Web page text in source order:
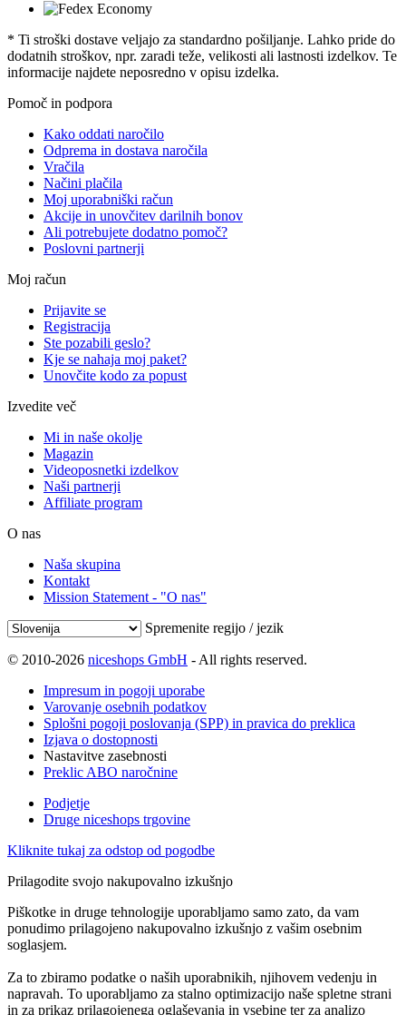
* Ti stroški dostave veljajo za standardno pošiljanje. Lahko pride do
dodatnih stroškov, npr. zaradi teže, velikosti ali lastnosti izdelkov. Te
informacije najdete neposredno v opisu izdelka.
Pomoč in podpora
Kako oddati naročilo
Odprema in dostava naročila
Vračila
Načini plačila
Moj uporabniški račun
Akcije in unovčitev darilnih bonov
Ali potrebujete dodatno pomoč?
Poslovni partnerji
Moj račun
Prijavite se
Registracija
Ste pozabili geslo?
Kje se nahaja moj paket?
Unovčite kodo za popust
Izvedite več
Mi in naše okolje
Magazin
Videoposnetki izdelkov
Naši partnerji
Affiliate program
O nas
Naša skupina
Kontakt
Mission Statement - "O nas"
Spremenite regijo / jezik
© 2010-2026 niceshops GmbH - All rights reserved.
Impresum in pogoji uporabe
Varovanje osebnih podatkov
Splošni pogoji poslovanja (SPP) in pravica do preklica
Izjava o dostopnosti
Nastavitve zasebnosti
Preklic ABO naročnine
Podjetje
Druge niceshops trgovine
Kliknite tukaj za odstop od pogodbe
Prilagodite svojo nakupovalno izkušnjo
Piškotke in druge tehnologije uporabljamo samo zato, da vam
ponudimo prilagojeno nakupovalno izkušnjo z vašim osebnim
soglasjem.
Za to zbiramo podatke o naših uporabnikih, njihovem vedenju in
napravah. To uporabljamo za stalno optimizacijo naše spletne strani
in za prikaz prilagojenega oglaševanja in vsebine ter za analizo